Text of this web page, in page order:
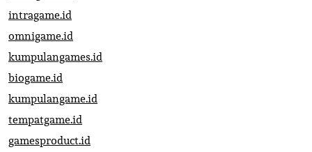
intragame.id
omnigame.id
kumpulangames.id
biogame.id
kumpulangame.id
tempatgame.id
gamesproduct.id